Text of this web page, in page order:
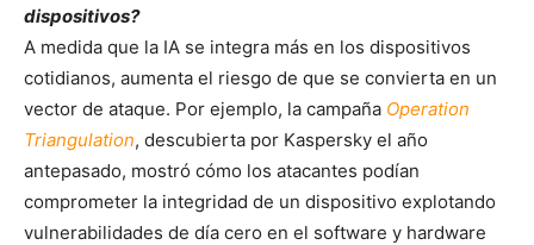
dispositivos?
A medida que la IA se integra más en los dispositivos
cotidianos, aumenta el riesgo de que se convierta en un
vector de ataque. Por ejemplo, la campaña Operation
Triangulation, descubierta por Kaspersky el año
antepasado, mostró cómo los atacantes podían
comprometer la integridad de un dispositivo explotando
vulnerabilidades de día cero en el software y hardware